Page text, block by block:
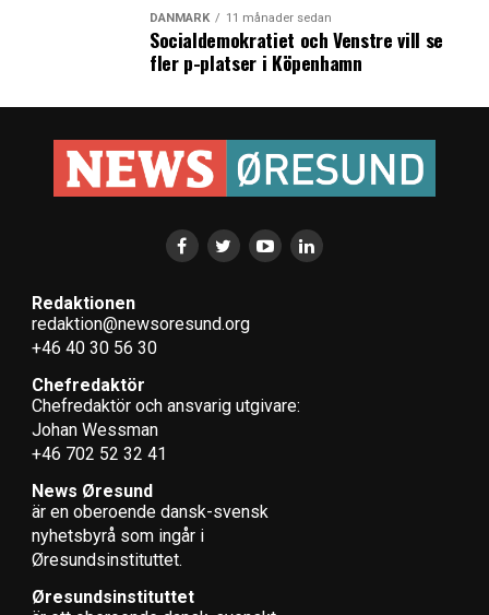
DANMARK 11 månader sedan
Socialdemokratiet och Venstre vill se
fler p-platser i Köpenhamn
Redaktionen
redaktion@newsoresund.org
+46 40 30 56 30
Chefredaktör
Chefredaktör och ansvarig utgivare:
Johan Wessman
+46 702 52 32 41
News Øresund
är en oberoende dansk-svensk
nyhets­byrå som ingår i
Øresundsinstituttet.
Øresundsinstituttet